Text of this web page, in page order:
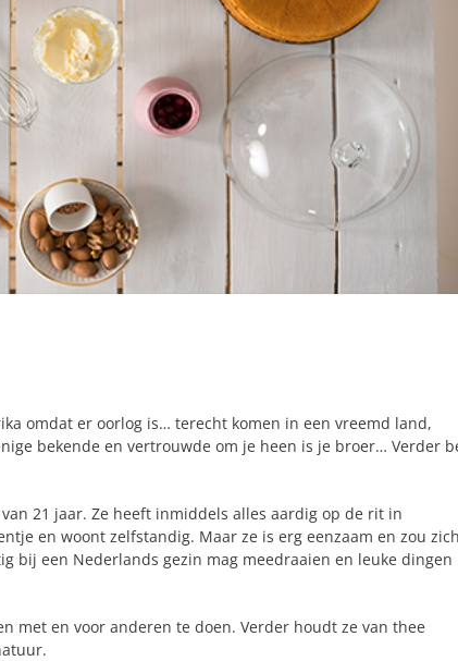
omdat er oorlog is… terecht komen in een vreemd land,
bekende en vertrouwde om je heen is je broer… Verder
21 jaar. Ze heeft inmiddels alles aardig op de rit in
en woont zelfstandig. Maar ze is erg eenzaam en zou
bij een Nederlands gezin mag meedraaien en leuke dingen
met en voor anderen te doen. Verder houdt ze van thee